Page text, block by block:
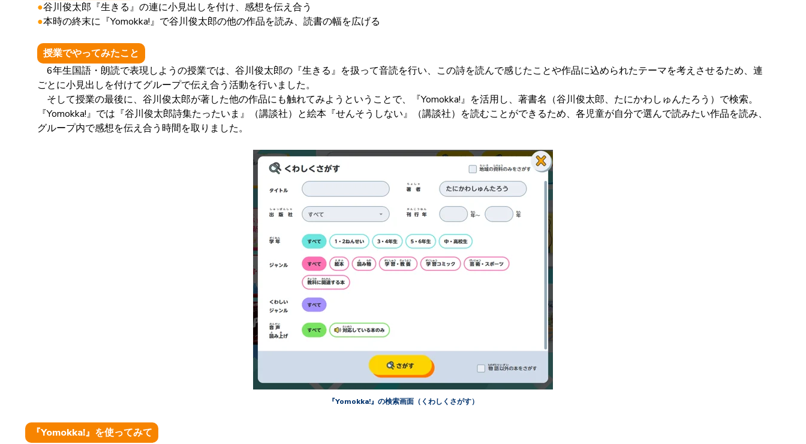
●谷川俊太郎『生きる』の連に小見出しを付け、感想を伝え合う
●本時の終末に『Yomokka!』で谷川俊太郎の他の作品を読み、読書の幅を広げる
授業でやってみたこと
6年生国語・朗読で表現しようの授業では、谷川俊太郎の『生きる』を扱って音読を行い、この詩を読んで感じたことや作品に込められたテーマを考えさせるため、連
ごとに小見出しを付けてグループで伝え合う活動を行いました。
そして授業の最後に、谷川俊太郎が著した他の作品にも触れてみようということで、『Yomokka!』を活用し、著書名（谷川俊太郎、たにかわしゅんたろう）で検索。
『Yomokka!』では『谷川俊太郎詩集たったいま』（講談社）と絵本『せんそうしない』（講談社）を読むことができるため、各児童が自分で選んで読みたい作品を読み、
グループ内で感想を伝え合う時間を取りました。
『Yomokka!』の検索画面（くわしくさがす）
『Yomokka!』を使ってみて